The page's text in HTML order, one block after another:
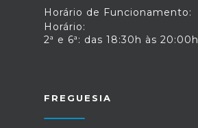
Horário de Funcionamento:
Horário:
2ª e 6ª: das 18:30h às 20:00h
FREGUESIA